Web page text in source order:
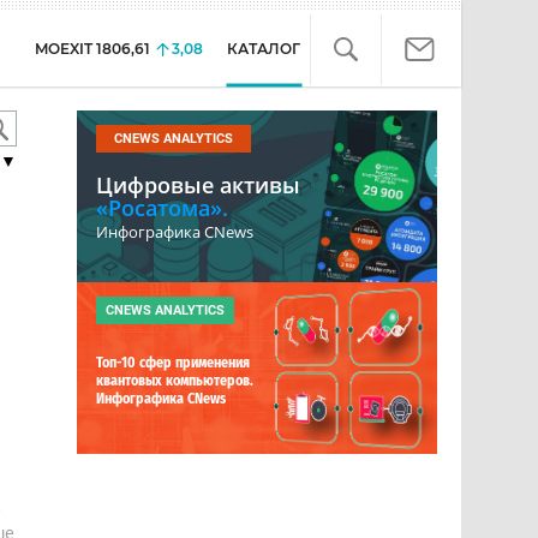
MOEXIT 1806,61 3,08 КАТАЛОГ
CNEWS ANALYTICS
Цифровые активы
«Росатома».
Инфографика CNews
CNEWS ANALYTICS
Топ-10 сфер применения
квантовых компьютеров.
Инфографика CNews